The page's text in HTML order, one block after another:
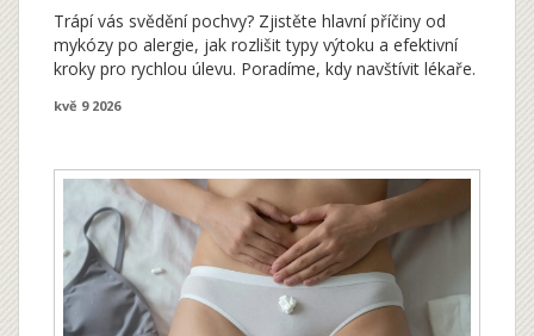
Trápí vás svědění pochvy? Zjistěte hlavní příčiny od
mykózy po alergie, jak rozlišit typy výtoku a efektivní
kroky pro rychlou úlevu. Poradíme, kdy navštívit lékaře.
kvě 9 2026